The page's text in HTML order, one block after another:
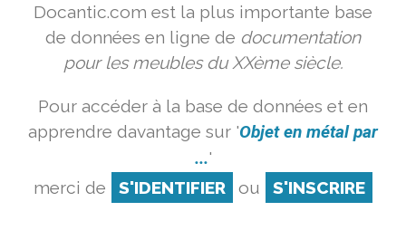
Docantic.com est la plus importante base
de données en ligne de documentation
pour les meubles du XXème siècle.
Pour accéder à la base de données et en
apprendre davantage sur 'Objet en métal par
...'
merci de
S'IDENTIFIER ou S'INSCRIRE